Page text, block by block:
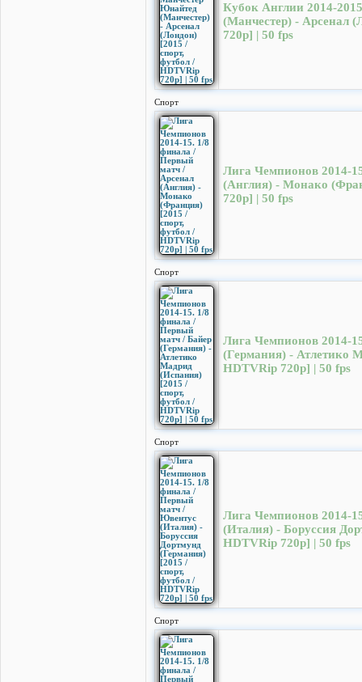
Кубок Англии 2014-
(Манчестер) - Арсенал
720p] | 50 fps
Спорт
Лига Чемпионов 2014-
(Англия) - Монако
720p] | 50 fps
Спорт
Лига Чемпионов 2014-
(Германия) - Атлетико
HDTVRip 720p] | 50 fps
Спорт
Лига Чемпионов 2014-
(Италия) - Боруссия
HDTVRip 720p] | 50 fps
Спорт